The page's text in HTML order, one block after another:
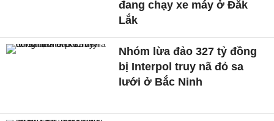
đang chạy xe máy ở Đắk
Lắk
Nhóm lừa đảo 327 tỷ đồng
bị Interpol truy nã đỏ sa
lưới ở Bắc Ninh